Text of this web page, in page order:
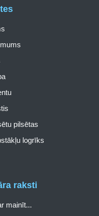
pilsētas
logrīks
raksti
mainīt...